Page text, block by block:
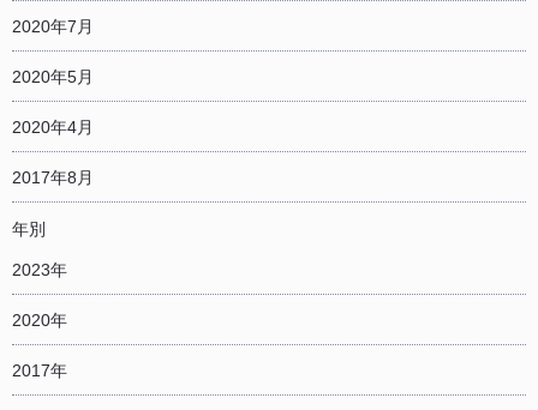
2020年7月
2020年5月
2020年4月
2017年8月
年別
2023年
2020年
2017年